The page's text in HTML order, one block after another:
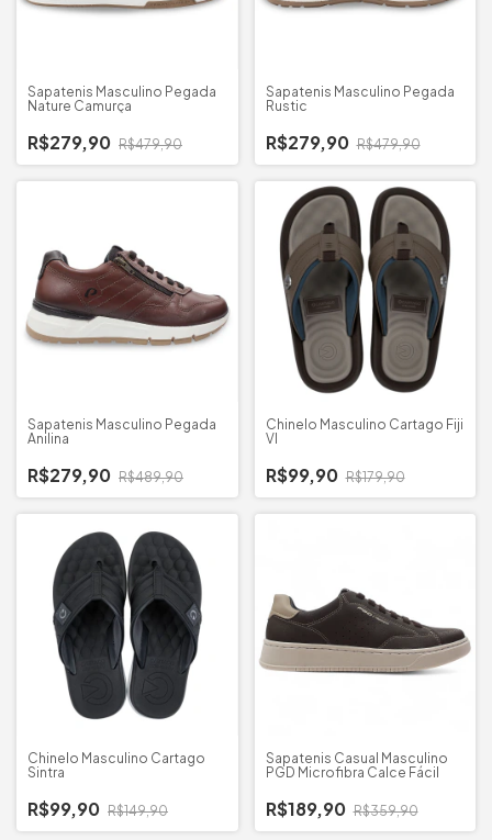
Sapatenis Masculino Pegada
Nature Camurça
R$279,90 R$479,90
Sapatenis Masculino Pegada
Rustic
R$279,90 R$479,90
Sapatenis Masculino Pegada
Anilina
R$279,90 R$489,90
Chinelo Masculino Cartago Fiji
VI
R$99,90 R$179,90
Chinelo Masculino Cartago
Sintra
R$99,90 R$149,90
Sapatenis Casual Masculino
PGD Microfibra Calce Fácil
R$189,90 R$359,90